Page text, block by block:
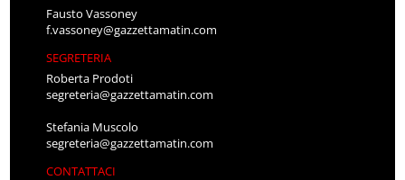
Fausto Vassoney
f.vassoney@gazzettamatin.com
SEGRETERIA
Roberta Prodoti
segreteria@gazzettamatin.com
Stefania Muscolo
segreteria@gazzettamatin.com
CONTATTACI